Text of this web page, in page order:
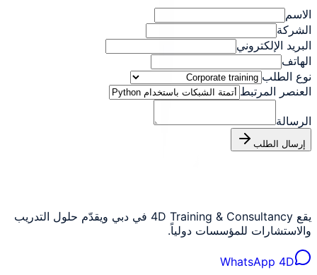
الاسم
الشركة
البريد الإلكتروني
الهاتف
نوع الطلب
العنصر المرتبط
الرسالة
إرسال الطلب
يقع 4D Training & Consultancy في دبي ويقدّم حلول التدريب
والاستشارات للمؤسسات دولياً.
WhatsApp 4D